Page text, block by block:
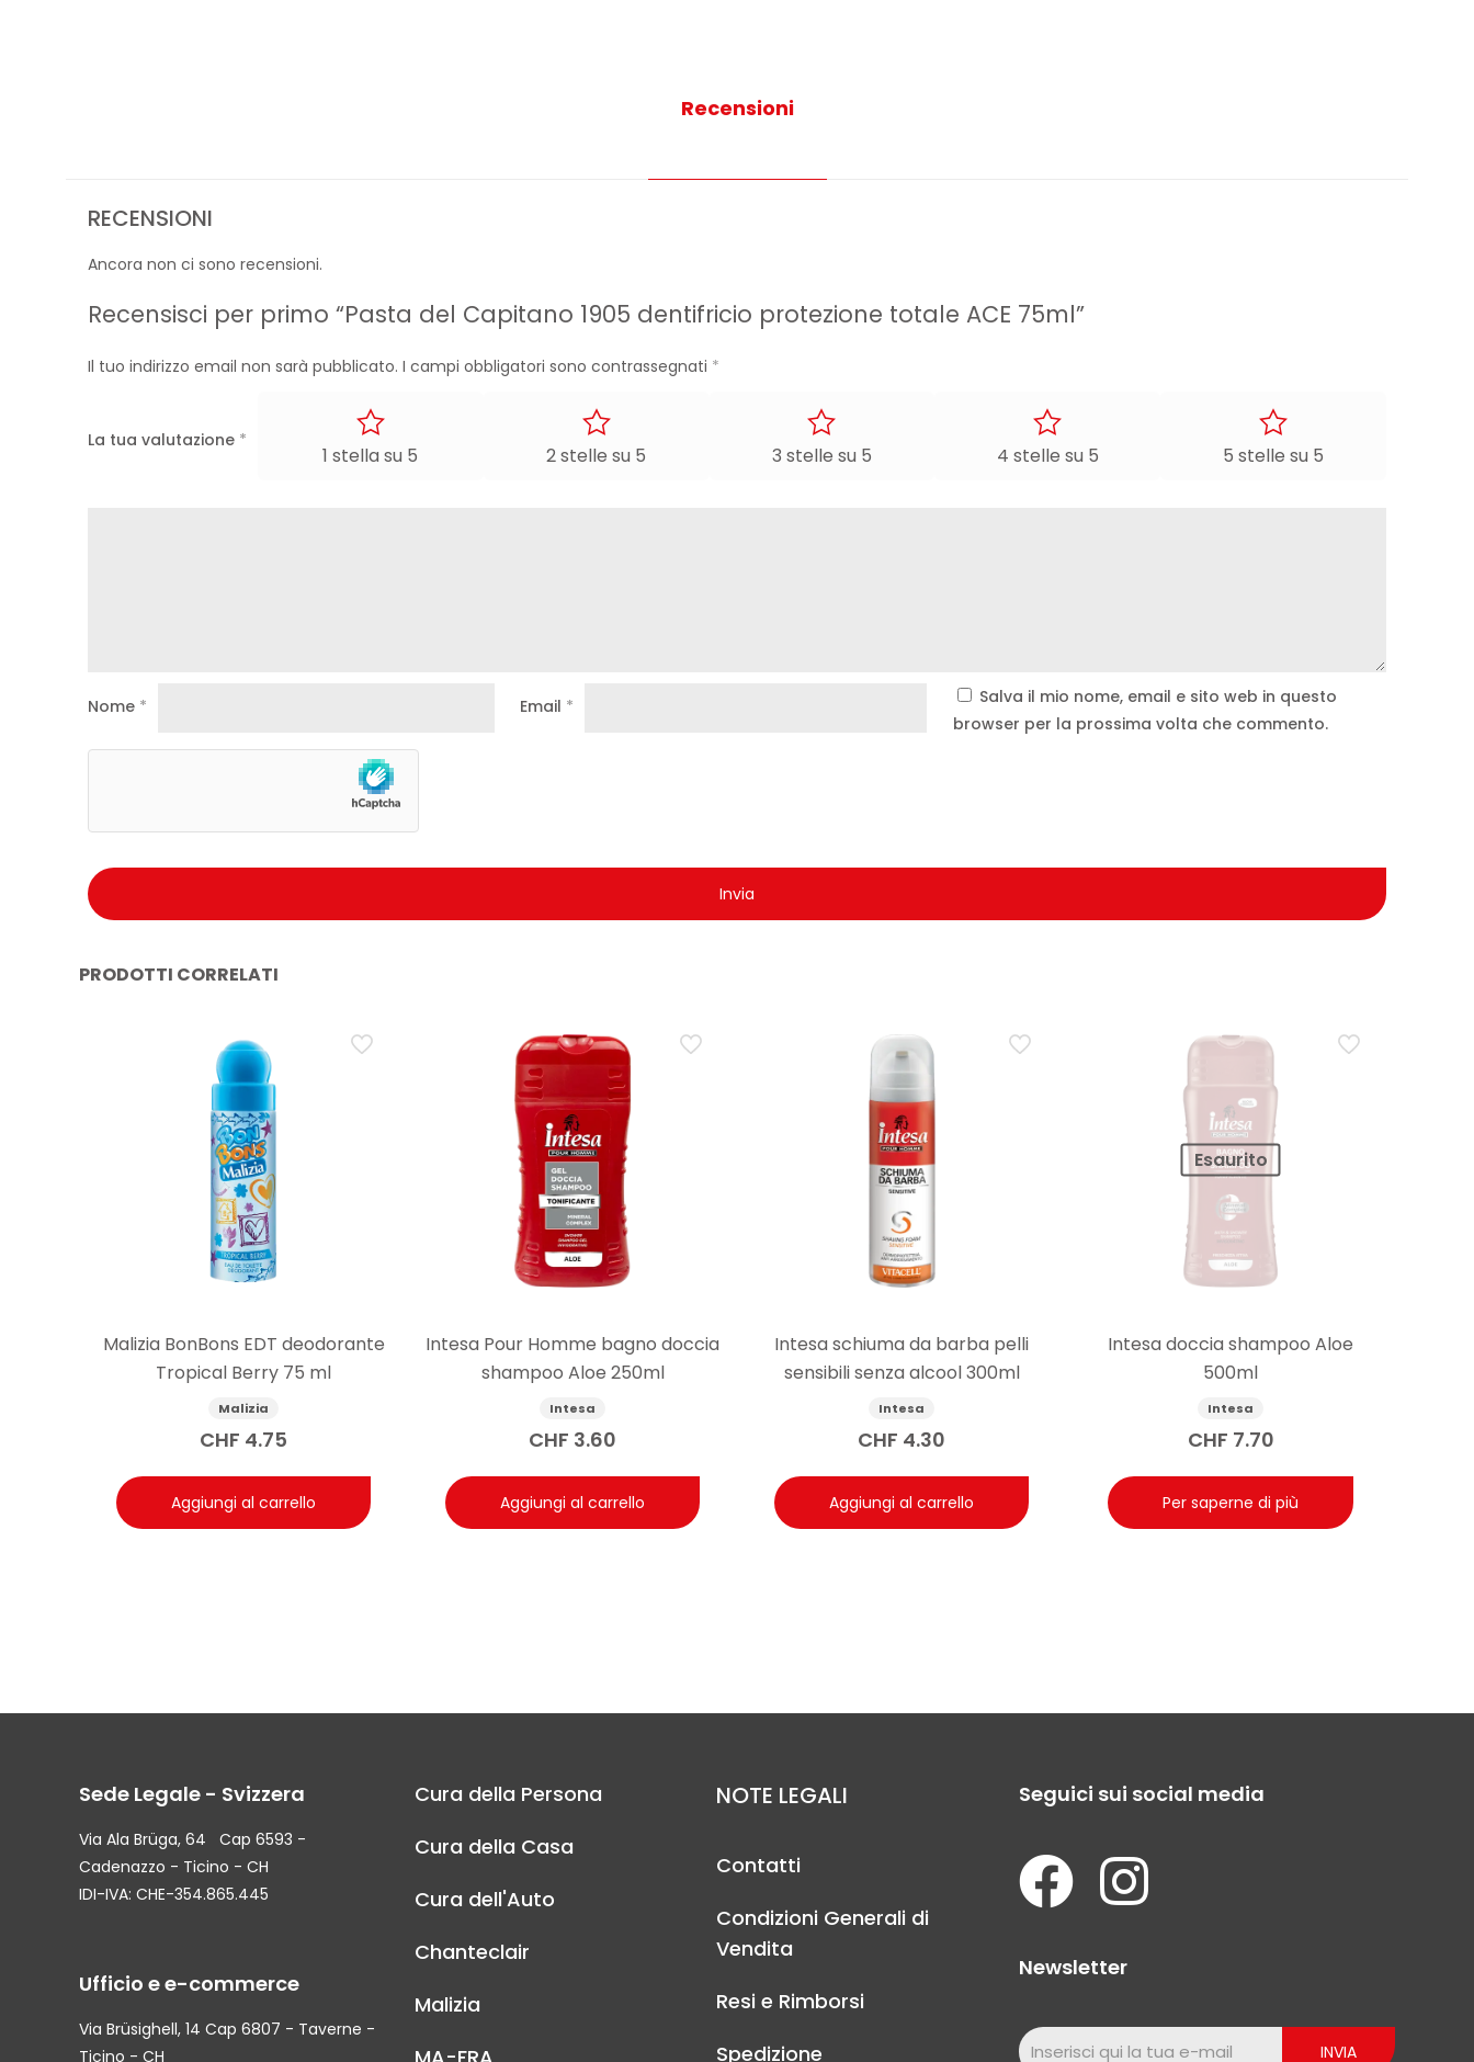
Recensioni
RECENSIONI
Ancora non ci sono recensioni.
Recensisci per primo “Pasta del Capitano 1905 dentifricio protezione totale ACE 75ml”
Il tuo indirizzo email non sarà pubblicato. I campi obbligatori sono contrassegnati *
La tua valutazione *
1 stella su 5 2 stelle su 5 3 stelle su 5 4 stelle su 5 5 stelle su 5
Nome * Email *
Salva il mio nome, email e sito web in questo
browser per la prossima volta che commento.
PRODOTTI CORRELATI
Malizia BonBons EDT deodorante
Tropical Berry 75 ml
Malizia
CHF 4.75
Aggiungi al carrello
Intesa Pour Homme bagno doccia
shampoo Aloe 250ml
Intesa
CHF 3.60
Aggiungi al carrello
Intesa schiuma da barba pelli
sensibili senza alcool 300ml
Intesa
CHF 4.30
Aggiungi al carrello
Esaurito
Intesa doccia shampoo Aloe
500ml
Intesa
CHF 7.70
Per saperne di più
Sede Legale - Svizzera
Via Ala Brüga, 64 Cap 6593 -
Cadenazzo - Ticino - CH
IDI-IVA: CHE-354.865.445
Ufficio e e-commerce
Via Brüsighell, 14 Cap 6807 - Taverne -
Ticino - CH
Cura della Persona
Cura della Casa
Cura dell'Auto
Chanteclair
Malizia
NOTE LEGALI
Contatti
Condizioni Generali di
Vendita
Resi e Rimborsi
Spedizione
Seguici sui social media
Newsletter